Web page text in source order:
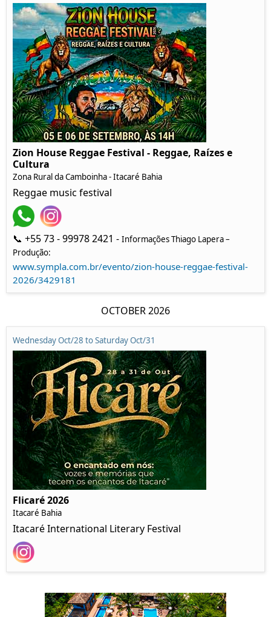
Zion House Reggae Festival - Reggae, Raízes e
Cultura
Zona Rural da Camboinha - Itacaré Bahia
Reggae music festival
📞 +55 73 - 99978 2421 - Informações Thiago Lapera –
Produção:
www.sympla.com.br/evento/zion-house-reggae-festival-
2026/3429181
OCTOBER 2026
Wednesday Oct/28 to Saturday Oct/31
Flicaré 2026
Itacaré Bahia
Itacaré International Literary Festival